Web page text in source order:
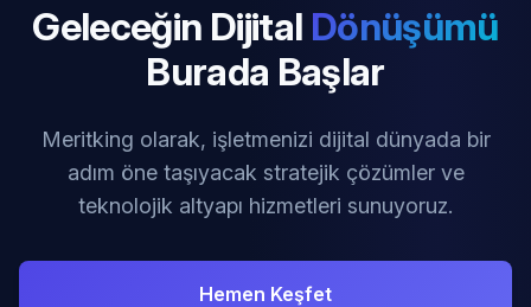
Geleceğin Dijital Dönüşümü
Burada Başlar
Meritking olarak, işletmenizi dijital dünyada bir
adım öne taşıyacak stratejik çözümler ve
teknolojik altyapı hizmetleri sunuyoruz.
Hemen Keşfet